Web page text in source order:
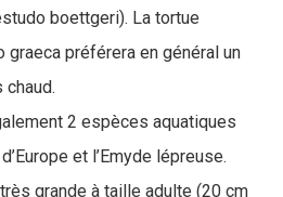
boettgeri). La tortue
graeca préférera en général un
2 espèces aquatiques
et l’Emyde lépreuse.
grande à taille adulte (20 cm